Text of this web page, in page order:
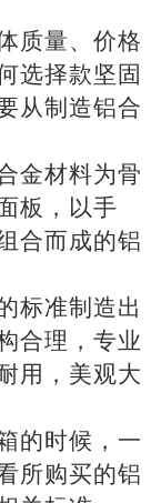
质量、价格
选择款坚固
从制造铝合
金材料为骨
板，以手
合而成的铝
准制造出
合理，专业
用，美观大
的时候，一
所购买的铝